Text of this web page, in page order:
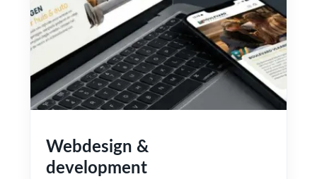
Webdesign &
development